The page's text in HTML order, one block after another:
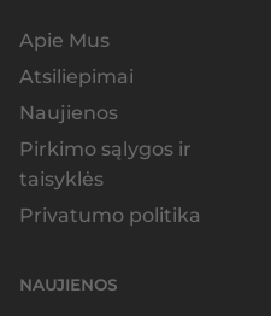
Apie Mus
Atsiliepimai
Naujienos
Pirkimo sąlygos ir
taisyklės
Privatumo politika
NAUJIENOS